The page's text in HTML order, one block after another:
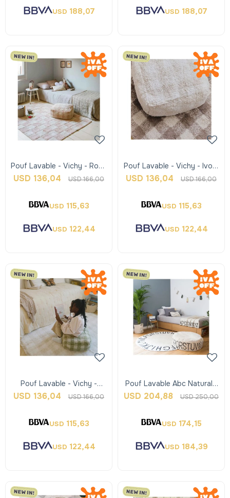
USD 188,07 USD 188,07
Pouf Lavable - Vichy - Rosa
- Lorena Canals
USD 136,04 USD166,00
USD 115,63
USD 122,44
Pouf Lavable - Vichy - Ivory
- Lorena Canals
USD 136,04 USD166,00
USD 115,63
USD 122,44
Pouf Lavable - Vichy -
Verde Matcha - Lorena
USD 136,04 USD166,00
USD 115,63
USD 122,44
Pouf Lavable Abc Natural -
Black - Lorena Canals
USD 204,88 USD250,00
USD 174,15
USD 184,39